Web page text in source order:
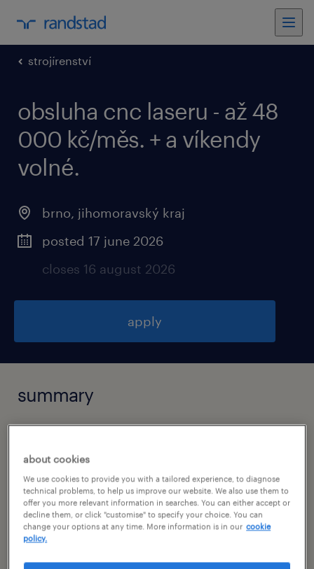
strojírenství
obsluha cnc laseru - až 48
000 kč/měs. + a víkendy
volné.
brno, jihomoravský kraj
posted 17 june 2026
closes 16 august 2026
apply
summary
stálý úvazek
specialism
strojírenství
about cookies
We use cookies to provide you with a tailored experience, to diagnose
technical problems, to help us improve our website. We also use them to
offer you more relevant information in searches. You can either accept or
decline them, or click "customise" to specify your choice. You can
change your options at any time. More information is in our cookie
policy.